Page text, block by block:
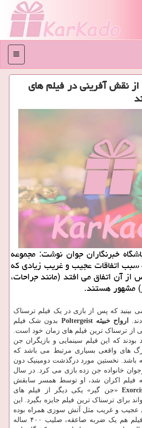
منو
نقش آفرینی در فیلم های
خبرنگاران جوان نوشت: مجموعه
سبب اتفاقات عجیب و غریب زیادی که
از آن اتفاق می افتد (مانند جراحات،
مشهور هستند.
را می بینید که پس از بازی در یک فیلم ترسناک
ارواح خبیثه Poltergeist
بدون شک فیلم
از ترسناک ترین فیلم های زمان خود است.
که این فیلم سینمایی و بازیگران جن
های واقعی بسیاری مرتبط می باشد که
باشد. نخستین مورد درگذشت دومینیک دون
خانواده جن زده بازی می کرد. در سال
که فیلم اکران شد، او توسط همسر سابقش
«جن گیر» یکی دیگر از فیلم های
برای ترسناک ترین فیلم جایزه بگیرد. این
عجیب و غریب مثل آتش سوزی همراه بوده
است. در زمان اکران فیلم هم یک ضربه صاعقه، صلیب ۴۰۰ ساله